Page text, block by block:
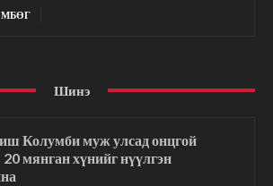
Шинэ
Колумби муж улсад онцгой
мянган хүнийг нүүлгэн